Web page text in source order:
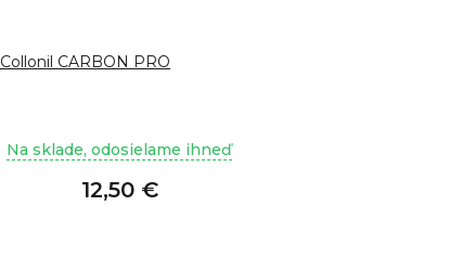
Collonil CARBON PRO
Na sklade, odosielame ihneď
12,50 €